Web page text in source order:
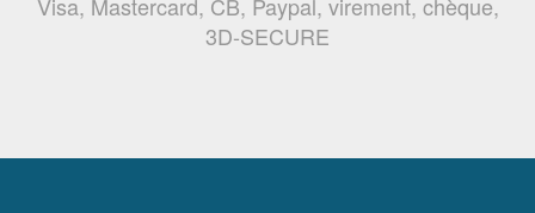
3D-SECURE